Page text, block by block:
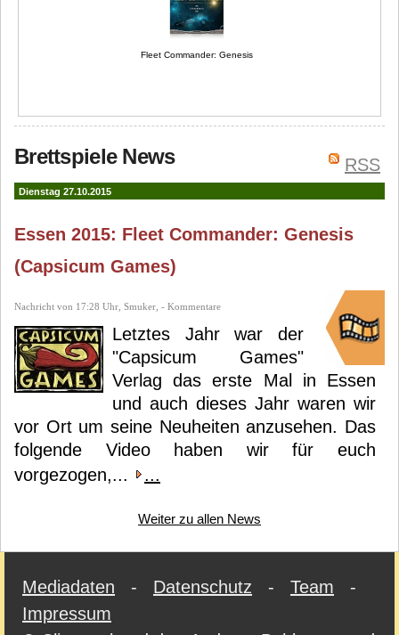
Fleet Commander: Genesis
RSS
Brettspiele News
Dienstag 27.10.2015
Essen 2015: Fleet Commander: Genesis
(Capsicum Games)
Nachricht von 17:28 Uhr, Smuker, - Kommentare
Letztes Jahr war der
"Capsicum Games"
Verlag das erste Mal in Essen
und auch dieses Jahr waren wir
vor Ort um seine Neuheiten anzusehen. Das
folgende Video haben wir für euch
vorgezogen,...
...
Weiter zu allen News
Mediadaten - Datenschutz - Team -
Impressum